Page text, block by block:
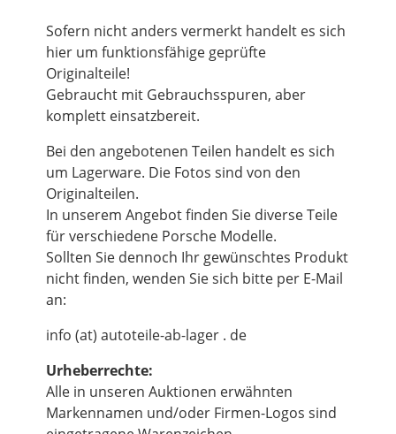
Sofern nicht anders vermerkt handelt es sich
hier um funktionsfähige geprüfte
Originalteile!
Gebraucht mit Gebrauchsspuren, aber
komplett einsatzbereit.
Bei den angebotenen Teilen handelt es sich
um Lagerware. Die Fotos sind von den
Originalteilen.
In unserem Angebot finden Sie diverse Teile
für verschiedene Porsche Modelle.
Sollten Sie dennoch Ihr gewünschtes Produkt
nicht finden, wenden Sie sich bitte per E-Mail
an:
info (at) autoteile-ab-lager . de
Urheberrechte:
Alle in unseren Auktionen erwähnten
Markennamen und/oder Firmen-Logos sind